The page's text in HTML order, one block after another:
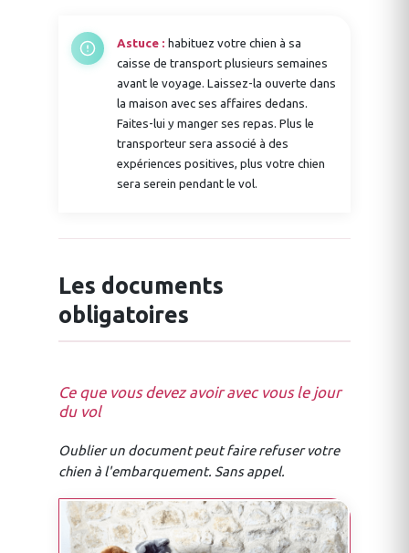
Astuce : habituez votre chien à sa
caisse de transport plusieurs semaines
avant le voyage. Laissez-la ouverte dans
la maison avec ses affaires dedans.
Faites-lui y manger ses repas. Plus le
transporteur sera associé à des
expériences positives, plus votre chien
sera serein pendant le vol.
Les documents
obligatoires
Ce que vous devez avoir avec vous le jour
du vol
Oublier un document peut faire refuser votre
chien à l'embarquement. Sans appel.